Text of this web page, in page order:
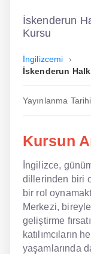
Dil Eğitimi
En Hızlı
En Uygun
Hipnozla
Hızlı
İngilizce
İngilizce
İskenderun
Kursu
İngilizcemi
İskenderun
Yayınlanma
Kursun
İngilizce,
dillerinden biri
bir rol
Merkezi,
geliştirme
katılımcıların
yaşamlarında